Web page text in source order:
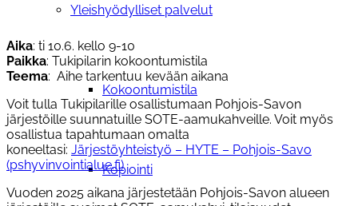
Yleishyödylliset palvelut
Kokoontumistila
Kopiointi
Aika: ti 10.6. kello 9-10
Paikka: Tukipilarin kokoontumistila
Teema: Aihe tarkentuu kevään aikana
Voit tulla Tukipilarille osallistumaan Pohjois-Savon
järjestöille suunnatuille SOTE-aamukahveille. Voit myös
osallistua tapahtumaan omalta
koneeltasi: Järjestöyhteistyö – HYTE – Pohjois-Savo
(pshyvinvointialue.fi)
Vuoden 2025 aikana järjestetään Pohjois-Savon alueen